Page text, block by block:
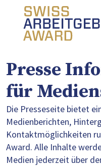
Presse
für
Die Presseseite bietet
Medienberichten,
Kontaktmöglichkeiten
Award. Alle Inhalte
Medien jederzeit über